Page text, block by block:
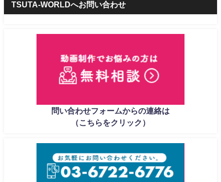
TSUTA-WORLDへお問い合わせ
問い合わせフォームからの連絡は
（こちらをクリック）